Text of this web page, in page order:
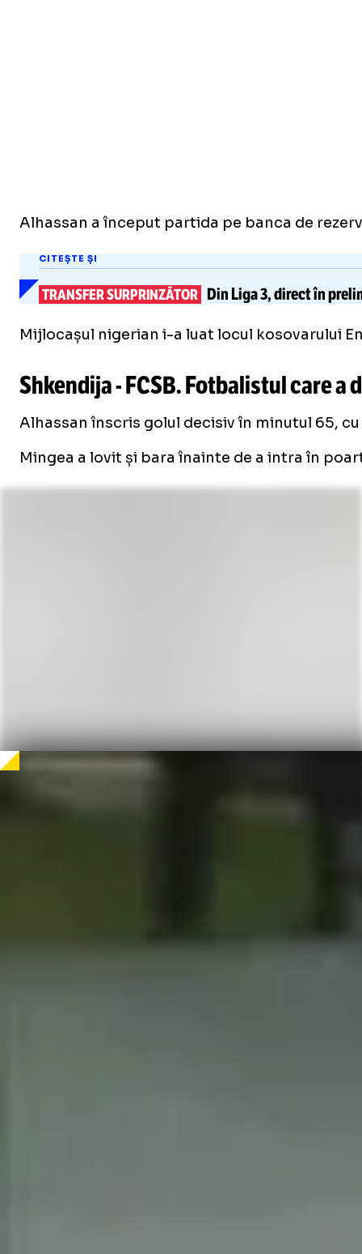
Alhassan a început partida pe banca de
CITEȘTE ȘI
TRANSFER SURPRINZĂTOR Din Liga 3, direct în
Mijlocașul nigerian i-a luat locul kosovarului
Shkendija - FCSB. Fotbalistul care
Alhassan înscris golul decisiv în minutul 65,
Mingea a lovit și bara înainte de a intra în